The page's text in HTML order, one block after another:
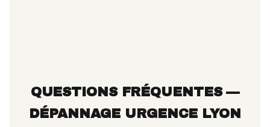
QUESTIONS FRÉQUENTES —
DÉPANNAGE URGENCE LYON